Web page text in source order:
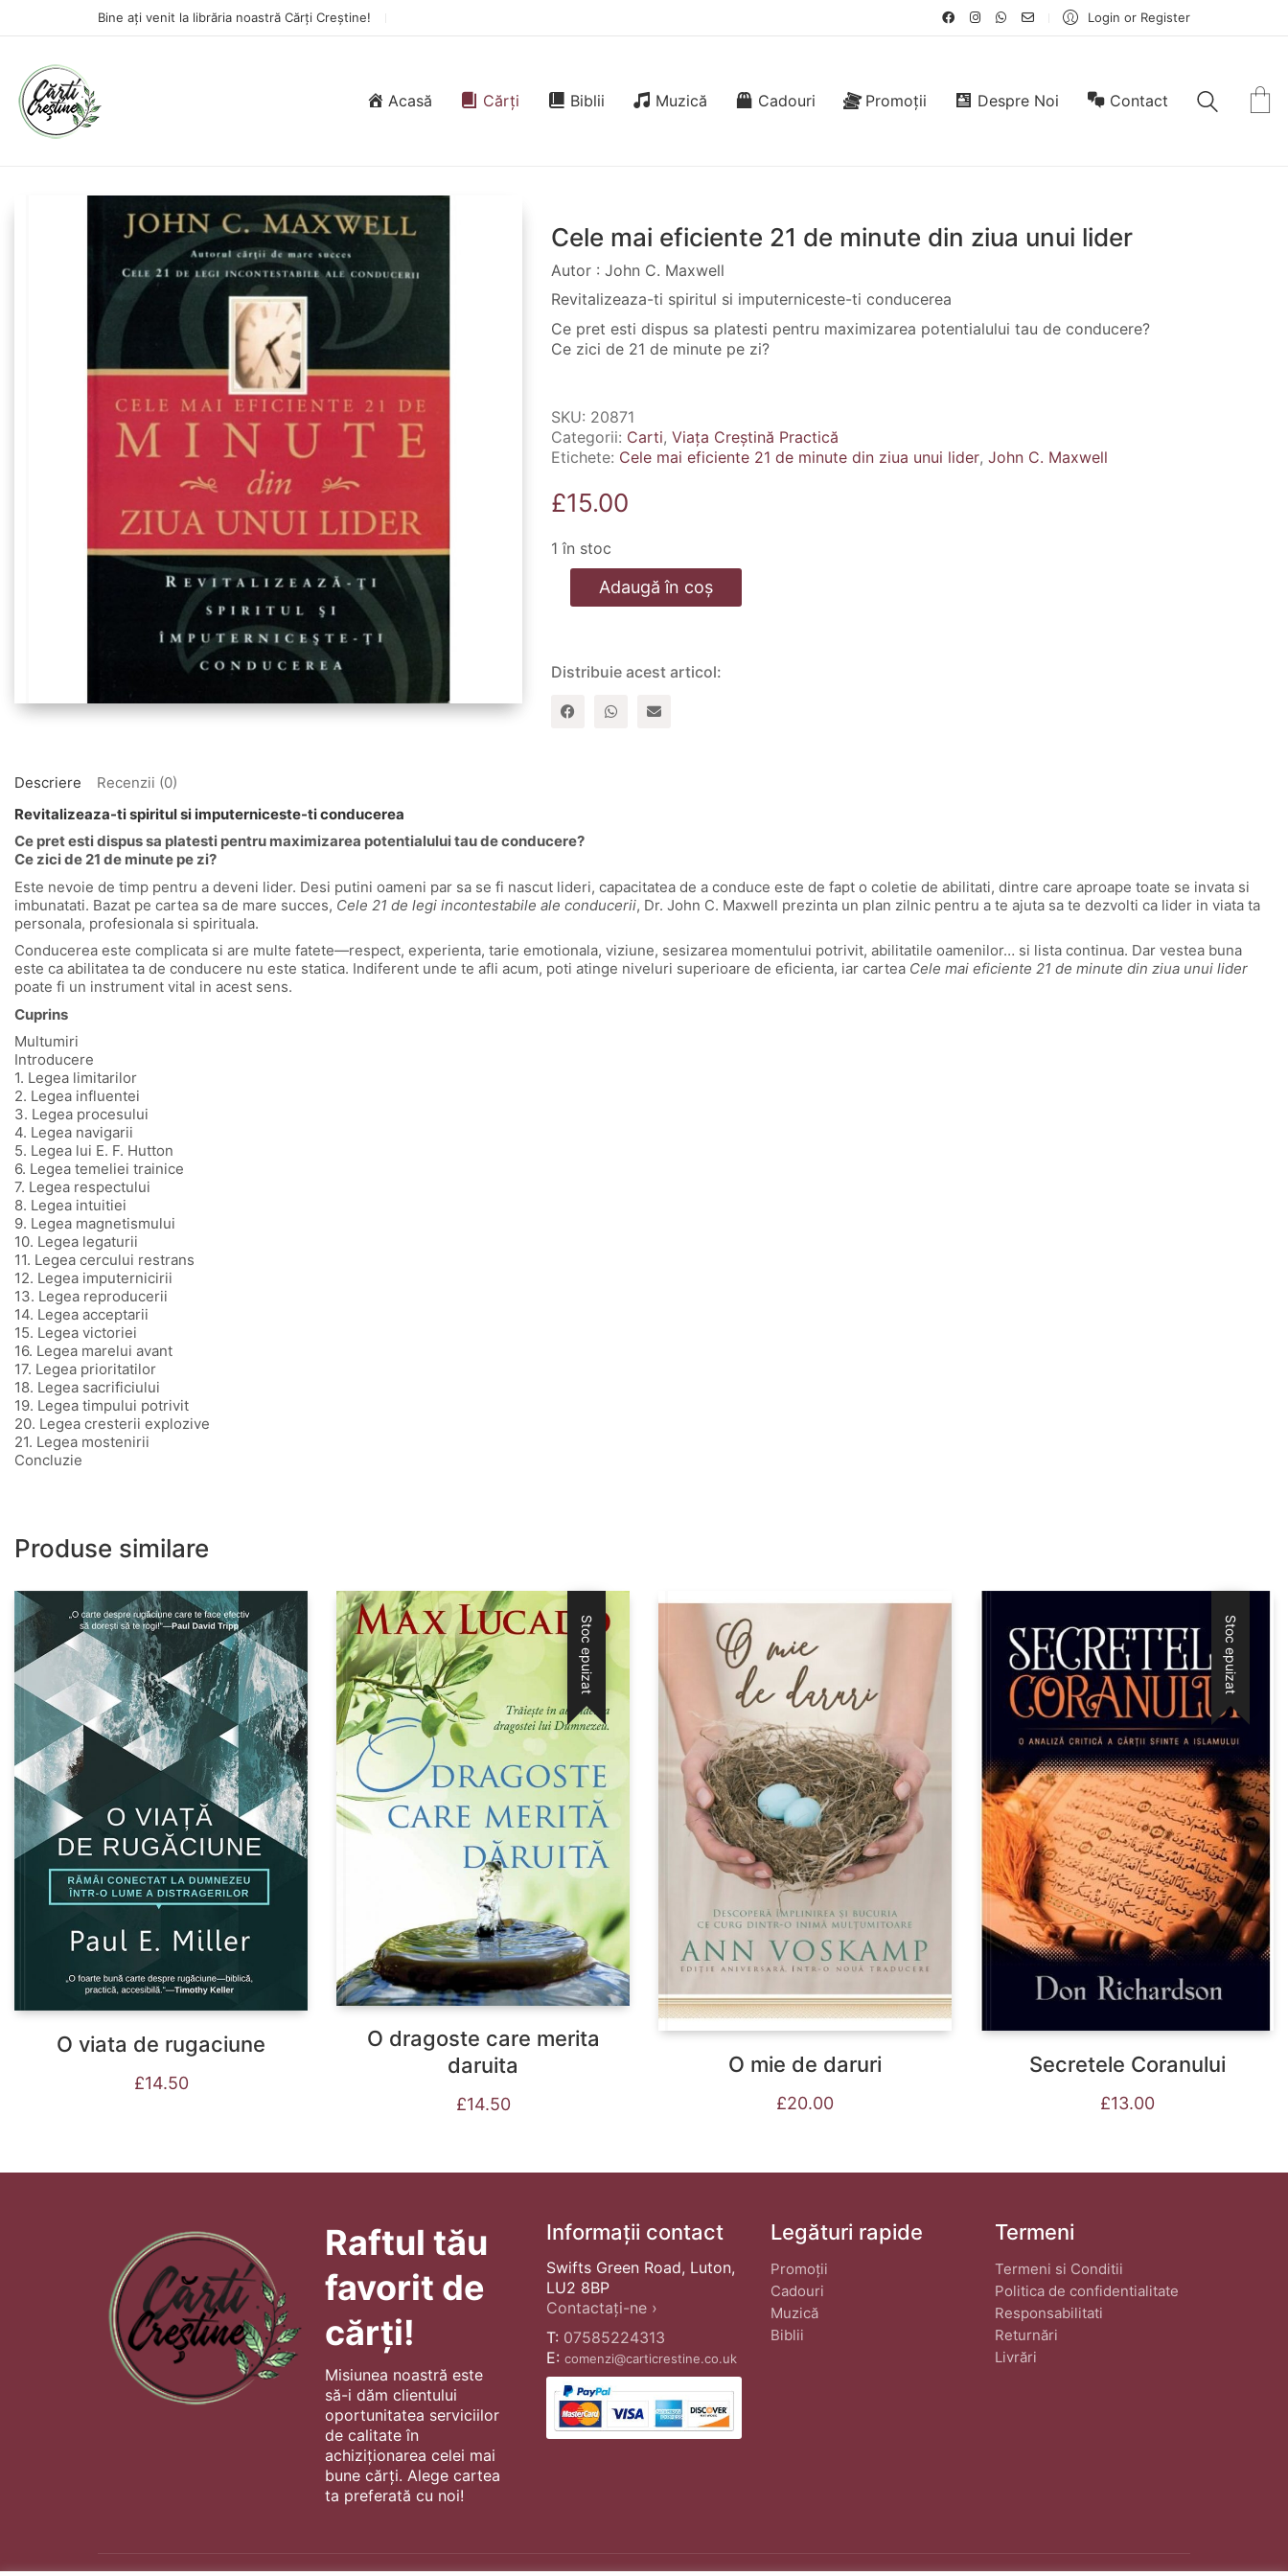
Bine ați venit la librăria noastră Cărți Creștine! Login or Register
Acasă Cărți Biblii Muzică Cadouri Promoții Despre Noi Contact
Cele mai eficiente 21 de minute din ziua unui lider
Autor : John C. Maxwell
Revitalizeaza-ti spiritul si imputerniceste-ti conducerea
Ce pret esti dispus sa platesti pentru maximizarea potentialului tau de conducere?
Ce zici de 21 de minute pe zi?
SKU: 20871
Categorii: Carti, Viața Creștină Practică
Etichete: Cele mai eficiente 21 de minute din ziua unui lider, John C. Maxwell
£15.00
1 în stoc
Cantitate
mai
de
din
ziua
Adaugă în coș
Distribuie acest articol:
Descriere
Recenzii (0)
Revitalizeaza-ti spiritul si imputerniceste-ti conducerea
Ce pret esti dispus sa platesti pentru maximizarea potentialului tau de conducere?
Ce zici de 21 de minute pe zi?
Este nevoie de timp pentru a deveni lider. Desi putini oameni par sa se fi nascut lideri, capacitatea de a conduce este de fapt o coletie de abilitati, dintre care aproape toate se invata si
imbunatati. Bazat pe cartea sa de mare succes, Cele 21 de legi incontestabile ale conducerii, Dr. John C. Maxwell prezinta un plan zilnic pentru a te ajuta sa te dezvolti ca lider in viata ta
personala, profesionala si spirituala.
Conducerea este complicata si are multe fatete—respect, experienta, tarie emotionala, viziune, sesizarea momentului potrivit, abilitatile oamenilor… si lista continua. Dar vestea buna
este ca abilitatea ta de conducere nu este statica. Indiferent unde te afli acum, poti atinge niveluri superioare de eficienta, iar cartea Cele mai eficiente 21 de minute din ziua unui lider
poate fi un instrument vital in acest sens.
Cuprins
Multumiri
Introducere
1. Legea limitarilor
2. Legea influentei
3. Legea procesului
4. Legea navigarii
5. Legea lui E. F. Hutton
6. Legea temeliei trainice
7. Legea respectului
8. Legea intuitiei
9. Legea magnetismului
10. Legea legaturii
11. Legea cercului restrans
12. Legea imputernicirii
13. Legea reproducerii
14. Legea acceptarii
15. Legea victoriei
16. Legea marelui avant
17. Legea prioritatilor
18. Legea sacrificiului
19. Legea timpului potrivit
20. Legea cresterii explozive
21. Legea mostenirii
Concluzie
Produse similare
O viata de rugaciune
£14.50
Stoc epuizat
O dragoste care merita
daruita
£14.50
O mie de daruri
£20.00
Stoc epuizat
Secretele Coranului
£13.00
Raftul tău
favorit de
cărți!
Misiunea noastră este
să-i dăm clientului
oportunitatea serviciilor
de calitate în
achiziționarea celei mai
bune cărți. Alege cartea
ta preferată cu noi!
Informații contact
Swifts Green Road, Luton,
LU2 8BP
Contactați-ne ›
T: 07585224313
E: comenzi@carticrestine.co.uk
Legături rapide
Promoții
Cadouri
Muzică
Biblii
Termeni
Termeni si Conditii
Politica de confidentialitate
Responsabilitati
Returnări
Livrări